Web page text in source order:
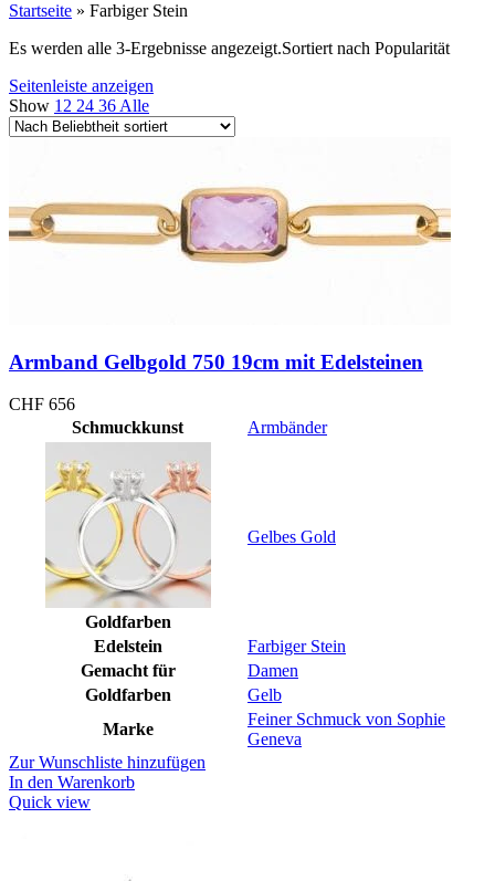
Startseite » Farbiger Stein
Es werden alle 3-Ergebnisse angezeigt.Sortiert nach Popularität
Seitenleiste anzeigen
Show 12 24 36 Alle
Armband Gelbgold 750 19cm mit Edelsteinen
CHF 656
Schmuckkunst
Armbänder
Goldfarben
Gelbes Gold
Edelstein
Farbiger Stein
Gemacht für
Damen
Goldfarben
Gelb
Marke
Feiner Schmuck von Sophie
Geneva
Zur Wunschliste hinzufügen
In den Warenkorb
Quick view